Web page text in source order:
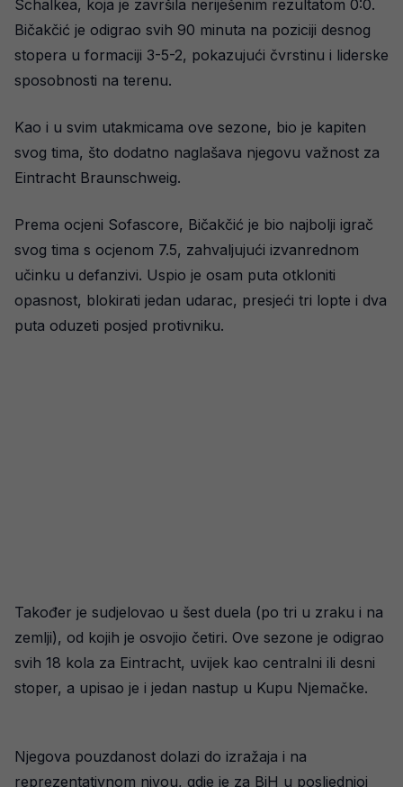
Schalkea, koja je završila neriješenim rezultatom 0:0.
Bičakčić je odigrao svih 90 minuta na poziciji desnog
stopera u formaciji 3-5-2, pokazujući čvrstinu i liderske
sposobnosti na terenu.
Kao i u svim utakmicama ove sezone, bio je kapiten
svog tima, što dodatno naglašava njegovu važnost za
Eintracht Braunschweig.
Prema ocjeni Sofascore, Bičakčić je bio najbolji igrač
svog tima s ocjenom 7.5, zahvaljujući izvanrednom
učinku u defanzivi. Uspio je osam puta otkloniti
opasnost, blokirati jedan udarac, presjeći tri lopte i dva
puta oduzeti posjed protivniku.
Također je sudjelovao u šest duela (po tri u zraku i na
zemlji), od kojih je osvojio četiri. Ove sezone je odigrao
svih 18 kola za Eintracht, uvijek kao centralni ili desni
stoper, a upisao je i jedan nastup u Kupu Njemačke.
Njegova pouzdanost dolazi do izražaja i na
reprezentativnom nivou, gdje je za BiH u posljednjoj